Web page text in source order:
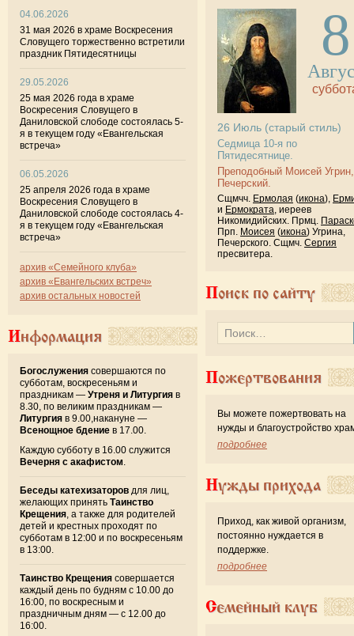
04.06.2026
31 мая 2026 в храме Воскресения
Словущего торжественно встретили
праздник Пятидесятницы
29.05.2026
25 мая 2026 года в храме
Воскресения Словущего в
Даниловской слободе состоялась 5-
я в текущем году «Евангельская
встреча»
06.05.2026
25 апреля 2026 года в храме
Воскресения Словущего в
Даниловской слободе состоялась 4-
я в текущем году «Евангельская
встреча»
архив «Семейного клуба»
архив «Евангельских встреч»
архив остальных новостей
Информация
Богослужения совершаются по
субботам, воскресеньям и
праздникам — Утреня и Литургия в
8.30, по великим праздникам —
Литургия в 9.00,накануне —
Всенощное бдение в 17.00.
Каждую субботу в 16.00 служится
Вечерня с акафистом
Беседы катехизаторов для лиц,
желающих принять Таинство
Крещения , а также для родителей
детей и крестных проходят по
субботам в 12:00 и по воскресеньям
в 13:00.
Таинство Крещения совершается
каждый день по будням с 10.00 до
16:00, по воскресным и
праздничным дням — с 12.00 до
16:00.
8
26 Июль (старый стиль)
Седмица 10-я по
Пятидесятнице.
Преподобный Моисей Угрин,
Печерский.
Сщмчч. Ермолая (икона),
и Ермократа, иереев
Никомидийских. Прмц.
Прп. Моисея (икона) Угрина,
Печерского. Сщмч. Сергия
пресвитера.
Поиск по сайту
Пожертвования
Вы можете пожертвовать на
нужды и благоустройство
подробнее
Нужды прихода
Приход, как живой организм,
постоянно нуждается в
поддержке.
подробнее
Семейный клуб